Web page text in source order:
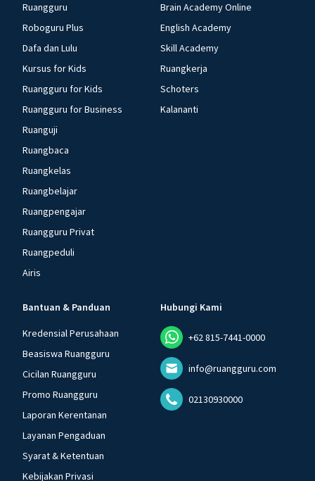
Ruangguru
Roboguru Plus
Dafa dan Lulu
Kursus for Kids
Ruangguru for Kids
Ruangguru for Business
Ruanguji
Ruangbaca
Ruangkelas
Ruangbelajar
Ruangpengajar
Ruangguru Privat
Ruangpeduli
Airis
Brain Academy Online
English Academy
Skill Academy
Ruangkerja
Schoters
Kalananti
Bantuan & Panduan
Kredensial Perusahaan
Beasiswa Ruangguru
Cicilan Ruangguru
Promo Ruangguru
Laporan Kerentanan
Layanan Pengaduan
Syarat & Ketentuan
Kebijakan Privasi
Hubungi Kami
+62 815-7441-0000
info@ruangguru.com
02130930000